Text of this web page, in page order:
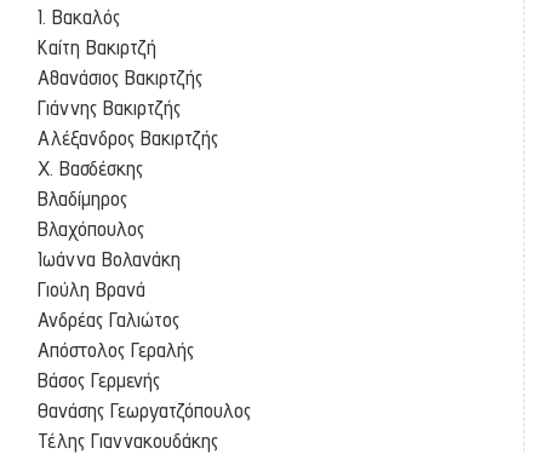
Ι. Βακαλός
Καίτη Βακιρτζή
Αθανάσιος Βακιρτζής
Γιάννης Βακιρτζής
Αλέξανδρος Βακιρτζής
Χ. Βασδέσκης
Βλαδίμηρος
Βλαχόπουλος
Ιωάννα Βολανάκη
Γιούλη Βρανά
Ανδρέας Γαλιώτος
Απόστολος Γεραλής
Βάσος Γερμενής
Θανάσης Γεωργατζόπουλος
Τέλης Γιαννακουδάκης